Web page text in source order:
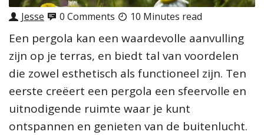
Jesse 0 Comments 10 Minutes read
Een pergola kan een waardevolle aanvulling
zijn op je terras, en biedt tal van voordelen
die zowel esthetisch als functioneel zijn. Ten
eerste creëert een pergola een sfeervolle en
uitnodigende ruimte waar je kunt
ontspannen en genieten van de buitenlucht.